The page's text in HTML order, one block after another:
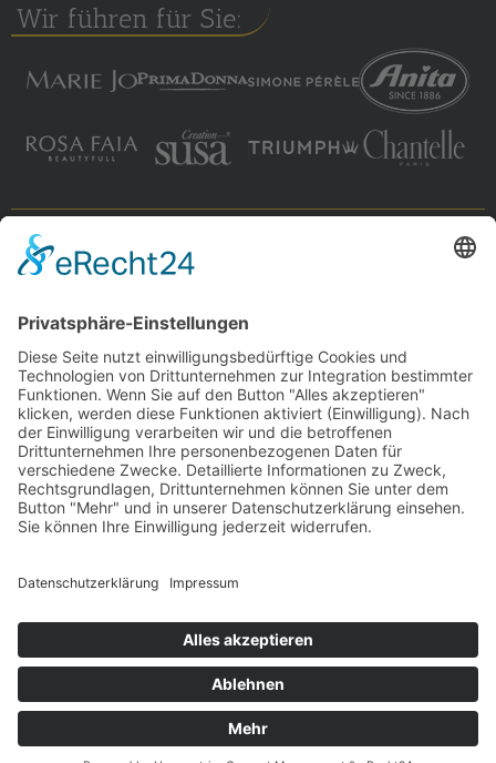
Wir führen für Sie:
Impressum Datenschutzerklärung Cookie-Einstellungen